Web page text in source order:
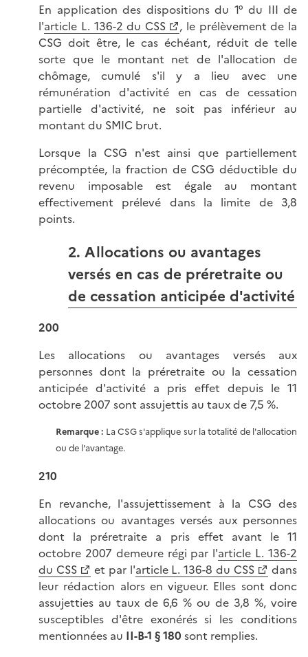
En application des dispositions du 1° du III de
l'article L. 136-2 du CSS
, le prélèvement de la
CSG doit être, le cas échéant, réduit de telle
sorte que le montant net de l'allocation de
chômage, cumulé s'il y a lieu avec une
rémunération d'activité en cas de cessation
partielle d'activité, ne soit pas inférieur au
montant du SMIC brut.
Lorsque la CSG n'est ainsi que partiellement
précomptée, la fraction de CSG déductible du
revenu imposable est égale au montant
effectivement prélevé dans la limite de 3,8
points.
2. Allocations ou avantages
versés en cas de préretraite ou
de cessation anticipée d'activité
200
Les allocations ou avantages versés aux
personnes dont la préretraite ou la cessation
anticipée d'activité a pris effet depuis le 11
octobre 2007 sont assujettis au taux de 7,5 %.
Remarque : La CSG s'applique sur la totalité de l'allocation
ou de l'avantage.
210
En revanche, l'assujettissement à la CSG des
allocations ou avantages versés aux personnes
dont la préretraite a pris effet avant le 11
octobre 2007 demeure régi par l'article L. 136-2
du CSS
et par l'article L. 136-8 du CSS
dans
leur rédaction alors en vigueur. Elles sont donc
assujetties au taux de 6,6 % ou de 3,8 %, voire
susceptibles d'être exonérés si les conditions
mentionnées au II-B-1 § 180 sont remplies.